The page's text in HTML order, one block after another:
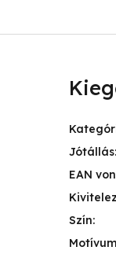
Jótállás:
EAN
Szín:
Motívum